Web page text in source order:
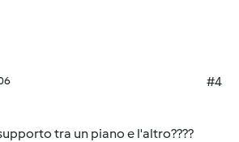
#4
tra un piano e l'altro????